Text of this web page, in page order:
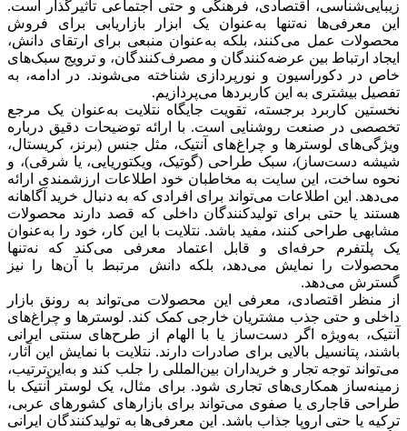
زیبایی‌شناسی، اقتصادی، فرهنگی و حتی اجتماعی تأثیرگذار است.
این معرفی‌ها نه‌تنها به‌عنوان یک ابزار بازاریابی برای فروش
محصولات عمل می‌کنند، بلکه به‌عنوان منبعی برای ارتقای دانش،
ایجاد ارتباط بین عرضه‌کنندگان و مصرف‌کنندگان، و ترویج سبک‌های
خاص در دکوراسیون و نورپردازی شناخته می‌شوند. در ادامه، به
تفصیل بیشتری به این کاربردها می‌پردازیم.
نخستین کاربرد برجسته، تقویت جایگاه نتلایت به‌عنوان یک مرجع
تخصصی در صنعت روشنایی است. با ارائه توضیحات دقیق درباره
ویژگی‌های لوسترها و چراغ‌های آنتیک، مثل جنس (برنز، کریستال،
شیشه دست‌ساز)، سبک طراحی (گوتیک، ویکتوریایی، یا شرقی)، و
نحوه ساخت، این سایت به مخاطبان خود اطلاعات ارزشمندی ارائه
می‌دهد. این اطلاعات می‌تواند برای افرادی که به دنبال خرید آگاهانه
هستند یا حتی برای تولیدکنندگان داخلی که قصد دارند محصولات
مشابهی طراحی کنند، مفید باشد. نتلایت با این کار، خود را به‌عنوان
یک پلتفرم حرفه‌ای و قابل اعتماد معرفی می‌کند که نه‌تنها
محصولات را نمایش می‌دهد، بلکه دانش مرتبط با آن‌ها را نیز
گسترش می‌دهد.
از منظر اقتصادی، معرفی این محصولات می‌تواند به رونق بازار
داخلی و حتی جذب مشتریان خارجی کمک کند. لوسترها و چراغ‌های
آنتیک، به‌ویژه اگر دست‌ساز یا با الهام از طرح‌های سنتی ایرانی
باشند، پتانسیل بالایی برای صادرات دارند. نتلایت با نمایش این آثار،
می‌تواند توجه تجار و خریداران بین‌المللی را جلب کند و به‌این‌ترتیب،
زمینه‌ساز همکاری‌های تجاری شود. برای مثال، یک لوستر آنتیک با
طراحی قاجاری یا صفوی می‌تواند برای بازارهای کشورهای عربی،
ترکیه یا حتی اروپا جذاب باشد. این معرفی‌ها به تولیدکنندگان ایرانی